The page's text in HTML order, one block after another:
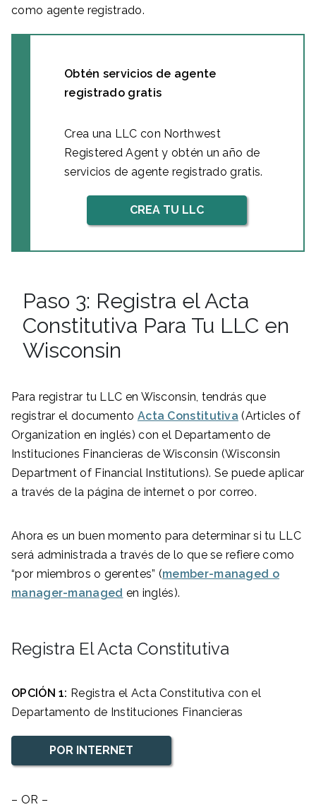
como agente registrado.
Obtén servicios de agente
registrado gratis
Crea una LLC con Northwest
Registered Agent y obtén un año de
servicios de agente registrado gratis.
CREA TU LLC
Paso 3: Registra el Acta
Constitutiva Para Tu LLC en
Wisconsin
Para registrar tu LLC en Wisconsin, tendrás que
registrar el documento Acta Constitutiva (Articles of
Organization en inglés) con el Departamento de
Instituciones Financieras de Wisconsin (Wisconsin
Department of Financial Institutions). Se puede aplicar
a través de la página de internet o por correo.
Ahora es un buen momento para determinar si tu LLC
será administrada a través de lo que se refiere como
“por miembros o gerentes” (member-managed o
manager-managed en inglés).
Registra El Acta Constitutiva
OPCIÓN 1: Registra el Acta Constitutiva con el
Departamento de Instituciones Financieras
POR INTERNET
– OR –